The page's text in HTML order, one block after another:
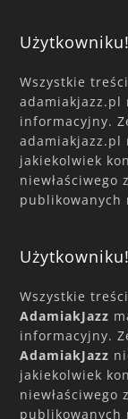
Użytkowniku!
Wszystkie
adamiakjazz.pl
informacyjny.
adamiakjazz.pl
jakiekolwiek
niewłaściwego
publikowanych
Użytkowniku!
Wszystkie
AdamiakJazz
informacyjny.
AdamiakJazz
jakiekolwiek
niewłaściwego
publikowanych